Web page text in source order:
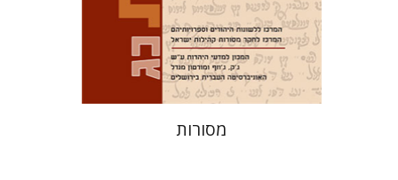
הנחת אתר ספר מודפס
$35
$32
מסורות